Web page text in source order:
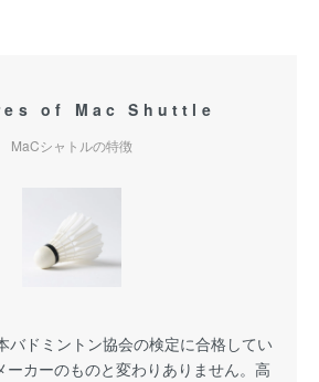
of Mac Shuttle
MaCシャトルの特徴
バドミントン協会の検定に合格してい
ーカーのものと変わりありません。高